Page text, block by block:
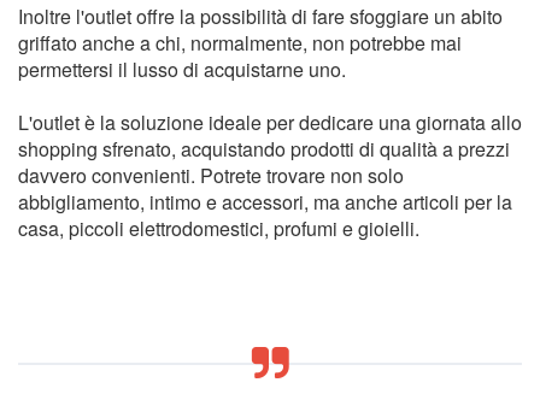
Inoltre l'outlet offre la possibilità di fare sfoggiare un abito
griffato anche a chi, normalmente, non potrebbe mai
permettersi il lusso di acquistarne uno.
L'outlet è la soluzione ideale per dedicare una giornata allo
shopping sfrenato, acquistando prodotti di qualità a prezzi
davvero convenienti. Potrete trovare non solo
abbigliamento, intimo e accessori, ma anche articoli per la
casa, piccoli elettrodomestici, profumi e gioielli.